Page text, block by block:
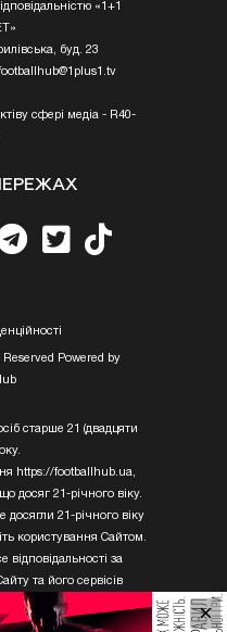
«1+1
буд. 23
сфері медіа - R40-
Powered by
старше 21 (двадцяти
https://footballhub.ua,
досяг 21-річного віку.
досягли 21-річного віку
користування Сайтом.
відповідальності за
та його сервісів
21-річного віку.
×